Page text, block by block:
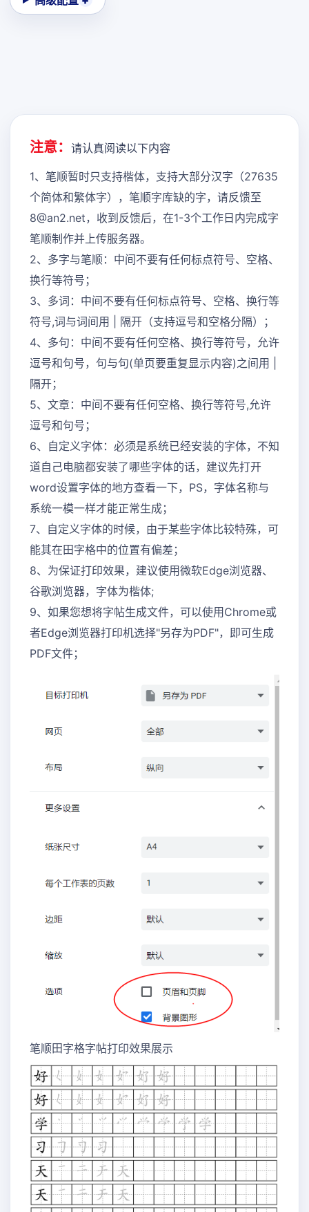
注意： 请认真阅读以下内容
1、笔顺暂时只支持楷体，支持大部分汉字（27635
个简体和繁体字），笔顺字库缺的字，请反馈至
8@an2.net，收到反馈后，在1-3个工作日内完成字
笔顺制作并上传服务器。
2、多字与笔顺：中间不要有任何标点符号、空格、
换行等符号；
3、多词：中间不要有任何标点符号、空格、换行等
符号,词与词间用 | 隔开（支持逗号和空格分隔）；
4、多句：中间不要有任何空格、换行等符号，允许
逗号和句号，句与句(单页要重复显示内容)之间用 |
隔开；
5、文章：中间不要有任何空格、换行等符号,允许
逗号和句号；
6、自定义字体：必须是系统已经安装的字体，不知
道自己电脑都安装了哪些字体的话，建议先打开
word设置字体的地方查看一下，PS，字体名称与
系统一模一样才能正常生成；
7、自定义字体的时候，由于某些字体比较特殊，可
能其在田字格中的位置有偏差；
8、为保证打印效果，建议使用微软Edge浏览器、
谷歌浏览器，字体为楷体;
9、如果您想将字帖生成文件，可以使用Chrome或
者Edge浏览器打印机选择"另存为PDF"，即可生成
PDF文件；
笔顺田字格字帖打印效果展示